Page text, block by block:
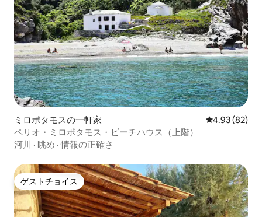
ミロポタモスの一軒家 レビュー82
4.93 (82)
ペリオ・ミロポタモス・ビーチハウス（上階）
河川 · 眺め ·情報の正確さ
ゲストチョイス
ゲストチョイス